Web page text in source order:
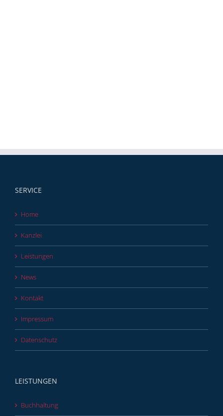
SERVICE
Home
Kanzlei
Leistungen
News
Kontakt
Impressum
Datenschutz
LEISTUNGEN
Buchhaltung